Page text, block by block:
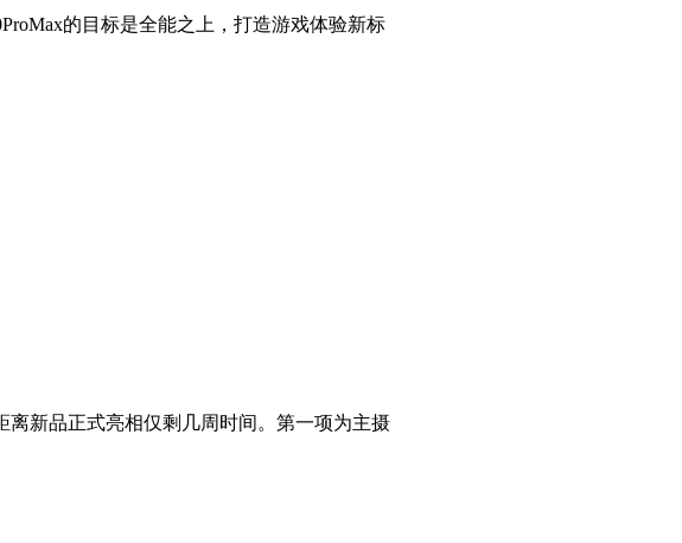
的目标是全能之上，打造游戏体验新标
离新品正式亮相仅剩几周时间。第一项为主摄